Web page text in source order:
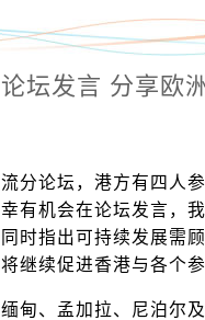
坛发言 分享欧
分论坛，港方有四人
有机会在论坛发言，
时指出可持续发展需
继续促进香港与各个
甸、孟加拉、尼泊尔